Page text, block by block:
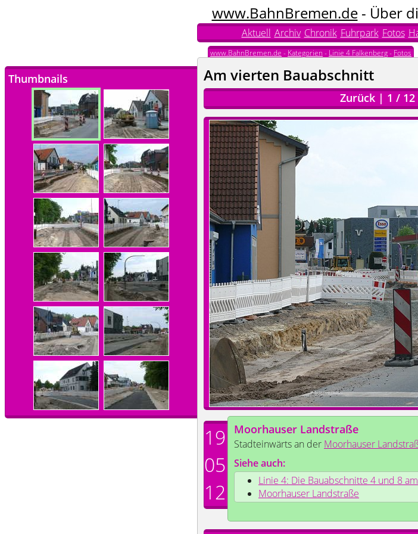
www.BahnBremen.de- Über
Aktuell Archiv Chronik Fuhrpark Fotos
Thumbnails
www.BahnBremen.de - Kategorien - Linie 4 Falkenberg- Fotos
Am vierten Bauabschnitt
Zurück | 1 / 12
19
05
12
Moorhauser Landstraße
Stadteinwärts an der Moorhauser
Siehe auch:
Linie 4: Die Bauabschnitte 4 und 8
Moorhauser Landstraße